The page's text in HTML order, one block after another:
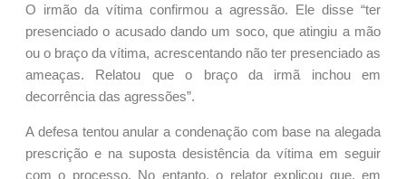
O irmão da vítima confirmou a agressão. Ele disse “ter
presenciado o acusado dando um soco, que atingiu a mão
ou o braço da vítima, acrescentando não ter presenciado as
ameaças. Relatou que o braço da irmã inchou em
decorrência das agressões”.
A defesa tentou anular a condenação com base na alegada
prescrição e na suposta desistência da vítima em seguir
com o processo. No entanto, o relator explicou que, em